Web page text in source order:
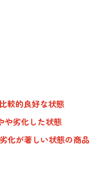
較的良好な状態
や劣化した状態
化が著しい状態の商品